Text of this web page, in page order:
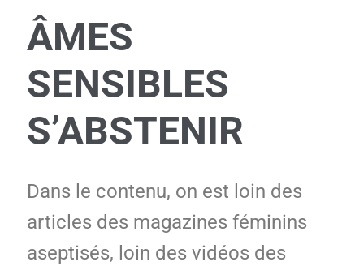
ÂMES
SENSIBLES
S’ABSTENIR
Dans le contenu, on est loin des
articles des magazines féminins
aseptisés, loin des vidéos des